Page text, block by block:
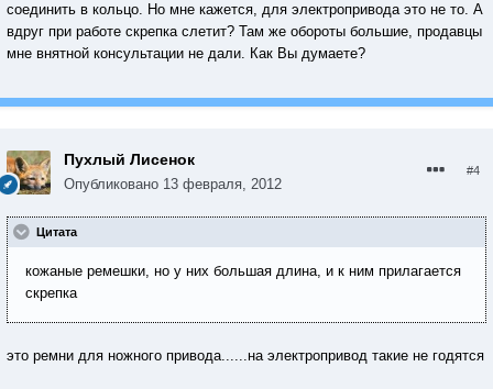
соединить в кольцо. Но мне кажется, для электропривода это не то. А
вдруг при работе скрепка слетит? Там же обороты большие, продавцы
мне внятной консультации не дали. Как Вы думаете?
Пухлый Лисенок
Опубликовано 13 февраля, 2012
#4
Цитата
кожаные ремешки, но у них большая длина, и к ним прилагается
скрепка
это ремни для ножного привода......на электропривод такие не годятся